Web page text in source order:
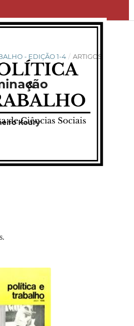
- EDIÇÃO 1-4 / ARTIGOS
Koury